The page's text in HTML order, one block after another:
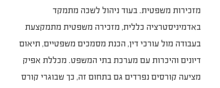
מזכירות משפטית. בעוד ניהול לשכה מתמקד
באדמיניסטרציה כללית, מזכירה משפטית מתמקצעת
בעבודה מול עורכי דין, הכנת מסמכים משפטיים, תיאום
דיונים והיכרות עם מערכת בתי המשפט. מכללת אפיק
מציעה קורסים נפרדים גם בתחום זה, כך שבוגרי קורס